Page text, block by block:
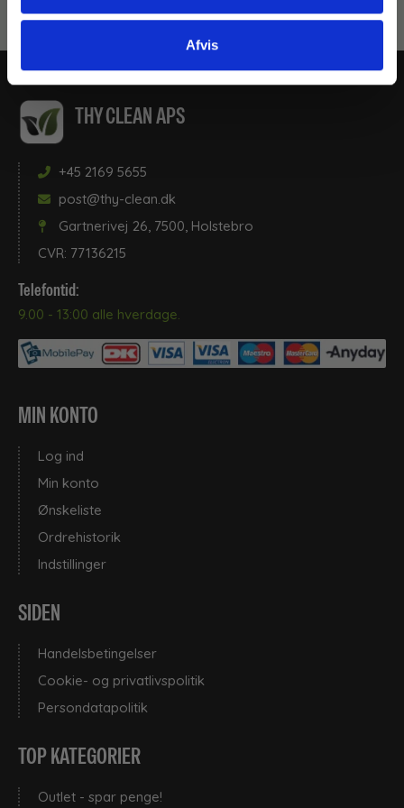
Afvis
THY CLEAN APS
+45 2169 5655
post@thy-clean.dk
Gartnerivej 26, 7500, Holstebro
CVR: 77136215
Telefontid:
9.00 - 13:00 alle hverdage.
MIN KONTO
Log ind
Min konto
Ønskeliste
Ordrehistorik
Indstillinger
SIDEN
Handelsbetingelser
Cookie- og privatlivspolitik
Persondatapolitik
TOP KATEGORIER
Outlet - spar penge!